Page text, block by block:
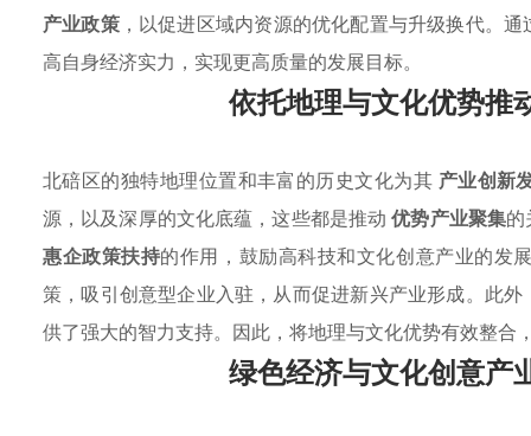
产业政策，以促进区域内资源的优化配置与升级换代。
高自身经济实力，实现更高质量的发展目标。
依托地理与文化优势推
北碚区的独特地理位置和丰富的历史文化为其 产业创新
源，以及深厚的文化底蕴，这些都是推动优势产业聚集的
惠企政策扶持的作用，鼓励高科技和文化创意产业的发
策，吸引创意型企业入驻，从而促进新兴产业形成。此
供了强大的智力支持。因此，将地理与文化优势有效整合
绿色经济与文化创意产